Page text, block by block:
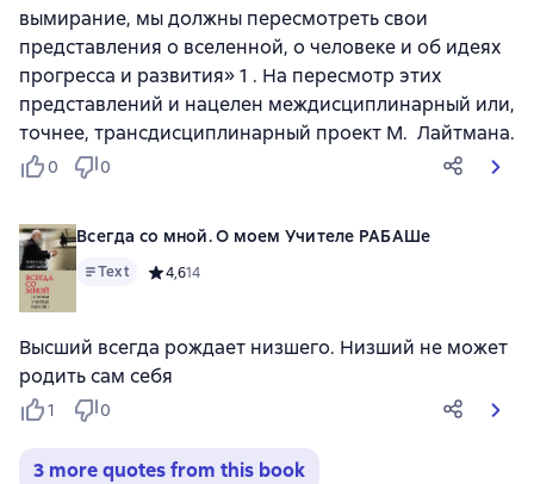
вымирание, мы должны пересмотреть свои
представления о вселенной, о человеке и об идеях
прогресса и развития» 1 . На пересмотр этих
представлений и нацелен междисциплинарный или,
точнее, трансдисциплинарный проект М. Лайтмана.
0 0
Всегда со мной. О моем Учителе РАБАШе
Text Средний рейтинг 4,6 на основе 14 оценок
4,614
Высший всегда рождает низшего. Низший не может
родить сам себя
1 0
3 more quotes from this book